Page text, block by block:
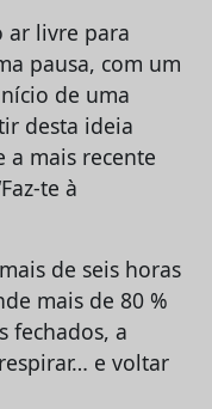
ar livre para
pausa, com um
de uma
desta ideia
a mais recente
te à
de seis horas
mais de 80 %
fechados, a
e voltar